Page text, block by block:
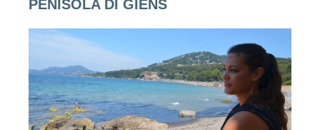
PENISOLA DI GIENS